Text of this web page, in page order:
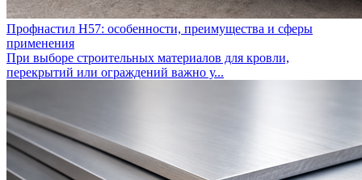
Профнастил Н57: особенности, преимущества и сферы
применения
При выборе строительных материалов для кровли,
перекрытий или ограждений важно у...